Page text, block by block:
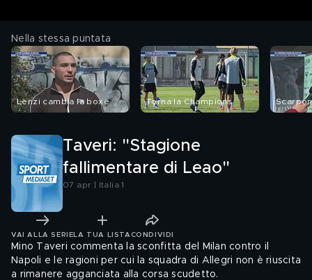
Nella stessa puntata
Lenzi cambia la boxe Torna la Champions
Taveri: "Stagione
fallimentare di Leao"
07 apr | Italia 1
VAI ALLA SERIE LA TUA LISTA CONDIVIDI
Mino Taveri commenta la sconfitta del Milan contro il
Napoli e le ragioni per cui la squadra di Allegri non è riuscita
a rimanere agganciata alla corsa scudetto.